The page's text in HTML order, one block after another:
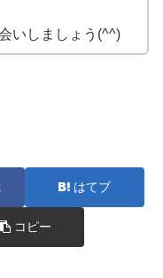
いしましょう(^^)
はてブ
コピー